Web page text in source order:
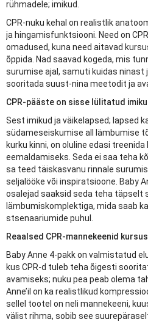
rühmadele; imikud.
CPR-nuku kehal on realistlik
ja hingamisfunktsiooni. Need on
omadused, kuna need aitavad
õppida. Nad saavad kogeda, mis
surumise ajal, samuti kuidas
sooritada suust-nina meetodit ja
CPR-pääste on sisse lülitatud
Sest imikud ja väikelapsed; lapsed
südameseiskumise all lämbumise
kurku kinni, on oluline edasi
eemaldamiseks. Seda ei saa teha
sa teed täiskasvanu rinnale
seljalööke või inspiratsioone. Baby
osalejad saaksid seda teha täpselt
lämbumiskomplektiga, mida saab
stsenaariumide puhul.
Reaalsed CPR-mannekeenid
Baby Anne 4-pakk on valmistatud
kus CPR-d tuleb teha õigesti
avamiseks; nuku pea peab olema
Anne’il on ka realistlikud
sellel tootel on neli mannekeeni,
välist rihma, sobib see